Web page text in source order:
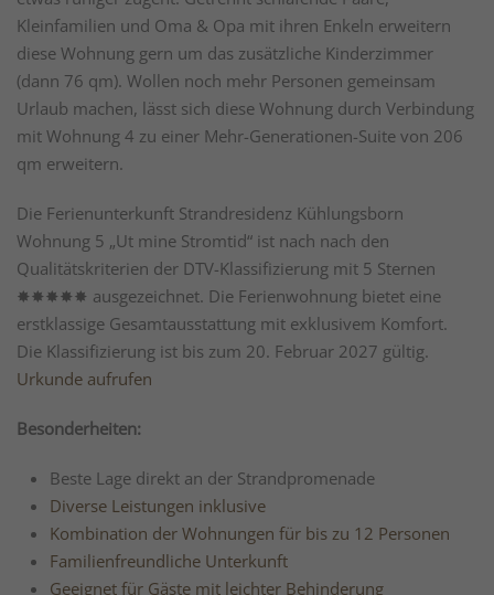
Kleinfamilien und Oma & Opa mit ihren Enkeln erweitern
diese Wohnung gern um das zusätzliche Kinderzimmer
(dann 76 qm). Wollen noch mehr Personen gemeinsam
Urlaub machen, lässt sich diese Wohnung durch Verbindung
mit Wohnung 4 zu einer Mehr-Generationen-Suite von 206
qm erweitern.
Die Ferienunterkunft Strandresidenz Kühlungsborn
Wohnung 5 „Ut mine Stromtid“ ist nach nach den
Qualitätskriterien der DTV-Klassifizierung mit 5 Sternen
✸✸✸✸✸ ausgezeichnet. Die Ferienwohnung bietet eine
erstklassige Gesamtausstattung mit exklusivem Komfort.
Die Klassifizierung ist bis zum 20. Februar 2027 gültig.
Urkunde aufrufen
Besonderheiten:
Beste Lage direkt an der Strandpromenade
Diverse Leistungen inklusive
Kombination der Wohnungen für bis zu 12 Personen
Familienfreundliche Unterkunft
Geeignet für Gäste mit leichter Behinderung